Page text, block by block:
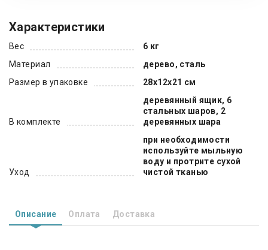
Характеристики
Вес
6 кг
Материал
дерево, сталь
Размер в упаковке
28x12x21 см
В комплекте
деревянный ящик, 6
стальных шаров, 2
деревянных шара
Уход
при необходимости
используйте мыльную
воду и протрите сухой
чистой тканью
Описание Оплата Доставка